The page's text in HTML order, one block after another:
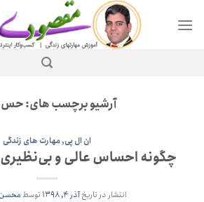
آرشیو برچسب های:حس
ان ال پی,مهارت‌ های زندگی
چگونه احساس عالی و
انتشار در تاریخآذر ۴, ۱۳۹۸ توسط